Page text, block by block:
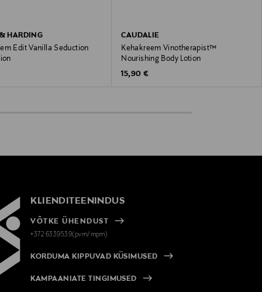
HARDING
Edit Vanilla Seduction
CAUDALIE
Kehakreem Vinotherapist™
Nourishing Body Lotion
Original Price
15,90 €
KLIENDITEENINDUS
VÕTKE ÜHENDUST
+372 6339539(pvm/mpm)
KORDUMA KIPPUVAD KÜSIMUSED
KAMPAANIATE TINGIMUSED